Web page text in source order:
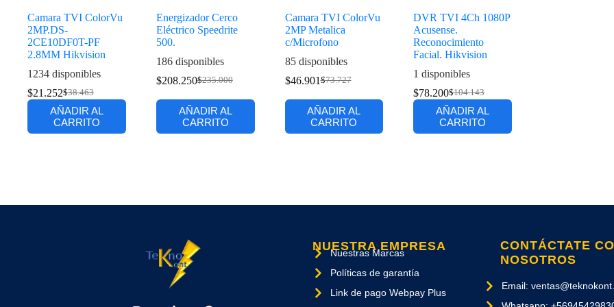
Camara TVI ColorVu
2MP.DS-
2CE10DF0T-PF
2.8MM Hikvision
1234 disponibles
$38.463
$21.252
AÑADIR AL
CARRITO
Energizador Cerco
Eléctrico Speedrite
500.
186 disponibles
$235.000
$208.250
AÑADIR AL
CARRITO
Camara TVI ColorVu
2MP Metalica
c/Microfono
85 disponibles
$73.727
$46.901
AÑADIR AL
CARRITO
DVR TVI 4Ch 1080P
Acusense.
Reconocimiento
Facial. Hikvision
1 disponibles
$104.143
$78.200
AÑADIR AL
CARRITO
NUESTRA EMPRESA
Nuestras Marcas
Políticas de garantía
Link de pago Webpay Plus
CONTÁCTATE
NOSOTROS
Email: